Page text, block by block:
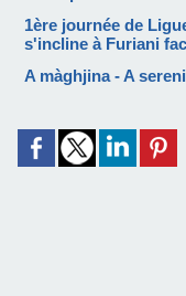
1ère journée de
s'incline à Furiani
A màghjina - A